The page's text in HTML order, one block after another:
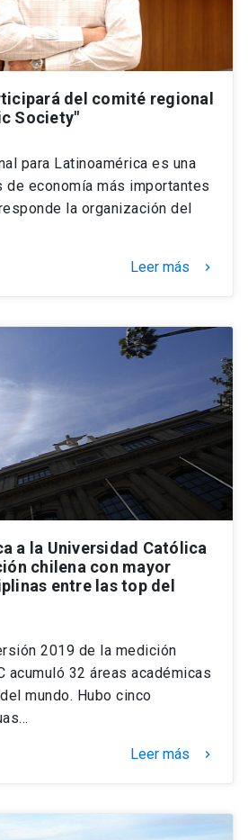
del comité regional
Society"
para Latinoamérica es una
economía más importantes
la organización del
Leer más keyboard_arrow_right
a la Universidad Católica
chilena con mayor
entre las top del
2019 de la medición
acumuló 32 áreas académicas
mundo. Hubo cinco
Leer más keyboard_arrow_right